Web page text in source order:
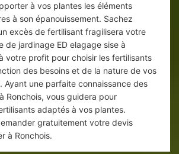
à vos plantes les éléments
à son épanouissement. Sachez
excès de fertilisant fragilisera votre
de jardinage ED elagage sise à
votre profit pour choisir les fertilisants
des besoins et de la nature de vos
Ayant une parfaite connaissance des
Ronchois, vous guidera pour
adaptés à vos plantes.
gratuitement votre devis
à Ronchois.